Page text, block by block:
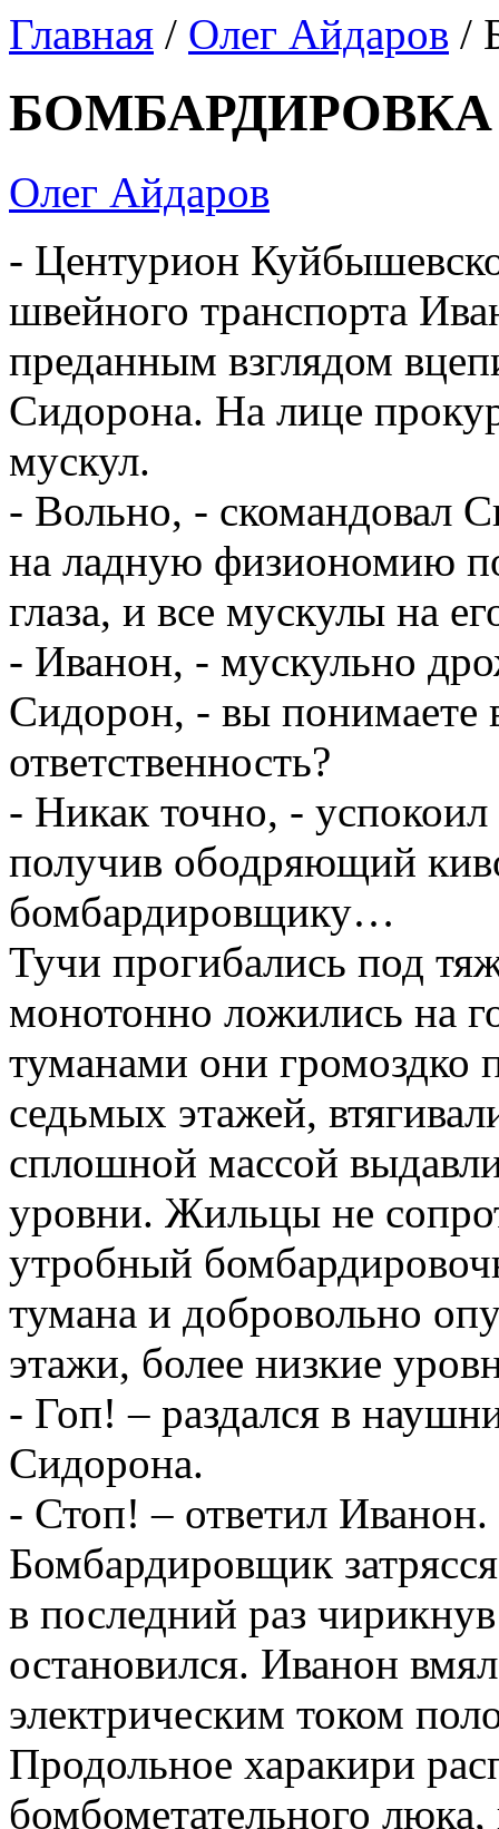
Главная / Олег Айдаров /
БОМБАРДИРОВКА
Олег Айдаров
- Центурион
швейного транспорта
преданным взглядом
Сидорона. На лице
мускул.
- Вольно, - скомандовал
на ладную физиономию
глаза, и все мускулы на
- Иванон, - мускульно
Сидорон, - вы понимаете
ответственность?
- Никак точно, -
получив ободряющий
бомбардировщику…
Тучи прогибались под
монотонно ложились на
туманами они
седьмых этажей,
сплошной массой
уровни. Жильцы не
утробный
тумана и добровольно
этажи, более низкие
- Гоп! – раздался в
Сидорона.
- Стоп! – ответил Иванон.
Бомбардировщик
в последний раз
остановился. Иванон
электрическим током
Продольное харакири
бомбометательного